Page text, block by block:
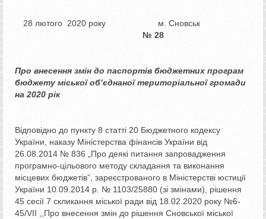
28 лютого 2020 року м. Сновськ
№ 28
Про внесення змін до паспортів бюджетних програм
бюджетуміської об’єднаної територіальноїгромади
на 2020 рік
Відповідно до пункту 8 статті 20 Бюджетного кодексу
України, наказу Міністерства фінансів України від
26.08.2014 № 836 „Про деякі питання запровадження
програмно-цільового методу складання та виконання
місцевих бюджетів”, зареєстрованого в Міністерстві юстиції
України 10.09.2014 р. № 1103/25880 (зі змінами), рішення
45 сесії 7 скликання міської ради від 18.02.2020 року №6-
45/VII ,,Про внесення змін до рішення Сновської міської